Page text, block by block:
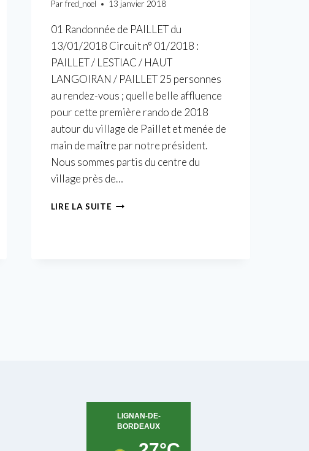
Par fred_noel 13 janvier 2018
01 Randonnée de PAILLET du
13/01/2018 Circuit n° 01/2018 :
PAILLET / LESTIAC / HAUT
LANGOIRAN / PAILLET 25 personnes
au rendez-vous ; quelle belle affluence
pour cette première rando de 2018
autour du village de Paillet et menée de
main de maître par notre président.
Nous sommes partis du centre du
village près de…
LIRE LA SUITE01